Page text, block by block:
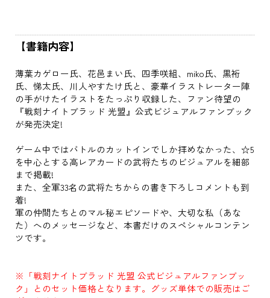
【書籍内容】
薄葉カゲロー氏、花邑まい氏、四季咲組、miko氏、黒裄
氏、悌太氏、川人やすたけ氏と、豪華イラストレーター陣
の手がけたイラストをたっぷり収録した、ファン待望の
『戦刻ナイトブラッド 光盟』公式ビジュアルファンブック
が発売決定!
ゲーム中ではバトルのカットインでしか拝めなかった、☆5
を中心とする高レアカードの武将たちのビジュアルを細部
まで掲載!
また、全軍33名の武将たちからの書き下ろしコメントも到
着!
軍の仲間たちとのマル秘エピソードや、大切な私（あな
た）へのメッセージなど、本書だけのスペシャルコンテン
ツです。
※「戦刻ナイトブラッド 光盟 公式ビジュアルファンブッ
ク」とのセット価格となります。グッズ単体での販売はご